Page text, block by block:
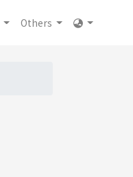
Others